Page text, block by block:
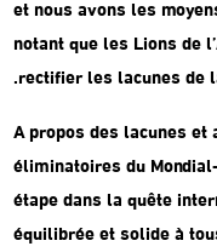
et nous avons les
notant que les Lions de
rectifier les lacunes de
A propos des lacunes et
éliminatoires du
étape dans la quête
équilibrée et solide à